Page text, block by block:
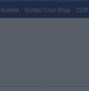
Vuelos Sorteo Cruz Roja